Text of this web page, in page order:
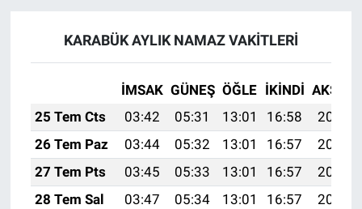
KARABÜK AYLIK NAMAZ VAKITLERI
İMSAK GÜNEŞ ÖĞLE İKINDI AKŞAM
25 Tem Cts
03:42 05:31 13:01 16:58
20:21
26 Tem Paz
03:44 05:32 13:01 16:57
20:20
27 Tem Pts
03:45 05:33 13:01 16:57
20:19
28 Tem Sal
03:47 05:34 13:01 16:57
20:18